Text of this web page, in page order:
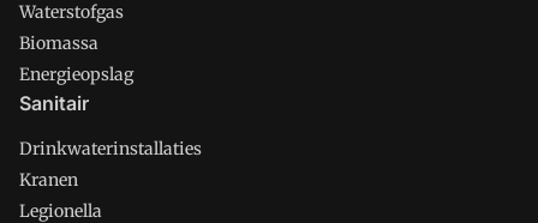
Waterstofgas
Biomassa
Energieopslag
Sanitair
Drinkwaterinstallaties
Kranen
Legionella